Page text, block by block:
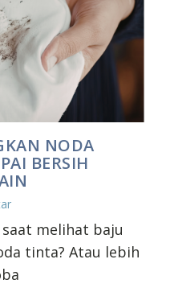
NODA
BERSIH
melihat baju
tinta? Atau lebih